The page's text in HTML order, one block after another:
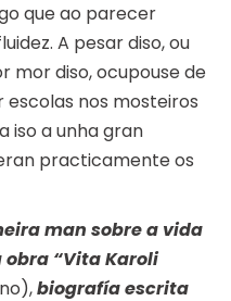
que ao parecer
A pesar diso, ou
mor diso, ocupouse de
nos mosteiros
iso a unha gran
practicamente os
man sobre a vida
obra “Vita Karoli
biografía escrita